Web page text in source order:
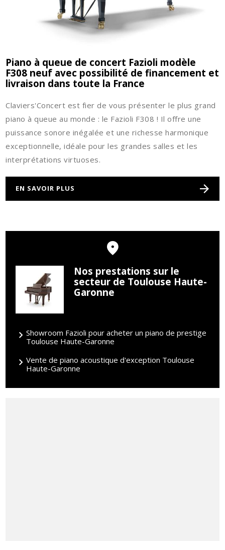
Piano à queue de concert Fazioli modèle
F308 neuf avec possibilité de financement et
livraison dans toute la France
Claviers'Concert est fier de vous présenter le plus grand
piano à queue au monde : le Fazioli F308 ! Il offre une
puissance sonore inégalée et une richesse harmonique
exceptionnelle, idéale pour les grandes salles et les
interprétations virtuoses.
EN SAVOIR PLUS
Nos prestations sur le
secteur de Toulouse Haute-
Garonne
Showroom Fazioli pour acheter un piano de prestige
Toulouse Haute-Garonne
Vente de piano acoustique d'exception Toulouse
Haute-Garonne